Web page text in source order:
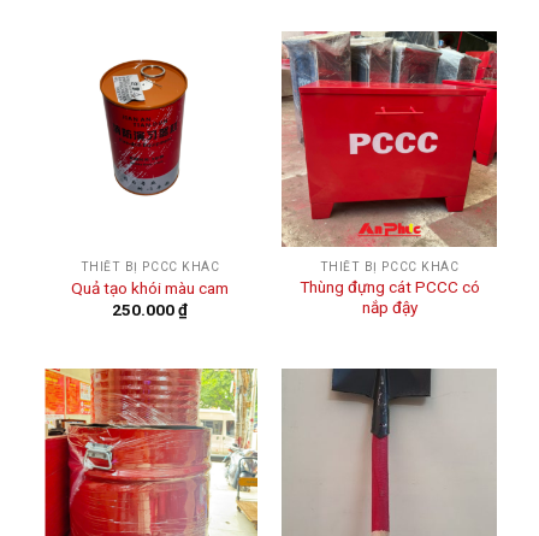
THIẾT BỊ PCCC KHÁC
Quả tạo khói màu cam
250.000₫
THIẾT BỊ PCCC KHÁC
Thùng đựng cát PCCC có
nắp đậy